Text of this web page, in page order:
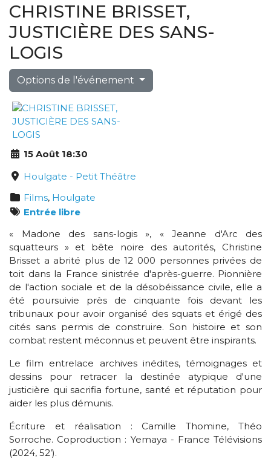
CHRISTINE BRISSET,
JUSTICIÈRE DES SANS-
LOGIS
Options de l'événement
15 Août 18:30
Houlgate - Petit Théâtre
Films, Houlgate
Entrée libre
« Madone des sans-logis », « Jeanne d'Arc des
squatteurs » et bête noire des autorités, Christine
Brisset a abrité plus de 12 000 personnes privées de
toit dans la France sinistrée d'après-guerre. Pionnière
de l'action sociale et de la désobéissance civile, elle a
été poursuivie près de cinquante fois devant les
tribunaux pour avoir organisé des squats et érigé des
cités sans permis de construire. Son histoire et son
combat restent méconnus et peuvent être inspirants.
Le film entrelace archives inédites, témoignages et
dessins pour retracer la destinée atypique d'une
justicière qui sacrifia fortune, santé et réputation pour
aider les plus démunis.
Écriture et réalisation : Camille Thomine, Théo
Sorroche. Coproduction : Yemaya - France Télévisions
(2024, 52’).